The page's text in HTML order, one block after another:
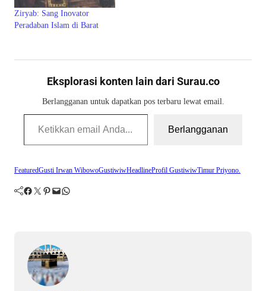
Ziryab: Sang Inovator
Peradaban Islam di Barat
Eksplorasi konten lain dari Surau.co
Berlangganan untuk dapatkan pos terbaru lewat email.
Ketikkan email Anda...
Berlangganan
FeaturedGusti Irwan WibowoGustiwiwHeadlineProfil GustiwiwTimur Priyono.
Facebook Twitter Pinterest Mail WhatsApp